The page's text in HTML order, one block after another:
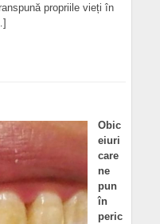
propriile vieți în
Obic
eiuri
care
ne
pun
în
peric